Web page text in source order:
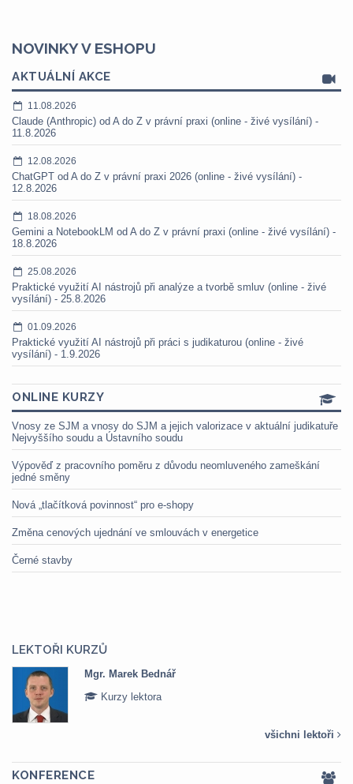
NOVINKY V ESHOPU
AKTUÁLNÍ AKCE
11.08.2026
Claude (Anthropic) od A do Z v právní praxi (online - živé vysílání) -
11.8.2026
12.08.2026
ChatGPT od A do Z v právní praxi 2026 (online - živé vysílání) -
12.8.2026
18.08.2026
Gemini a NotebookLM od A do Z v právní praxi (online - živé vysílání) -
18.8.2026
25.08.2026
Praktické využití AI nástrojů při analýze a tvorbě smluv (online - živé
vysílání) - 25.8.2026
01.09.2026
Praktické využití AI nástrojů při práci s judikaturou (online - živé
vysílání) - 1.9.2026
ONLINE KURZY
Vnosy ze SJM a vnosy do SJM a jejich valorizace v aktuální judikatuře
Nejvyššího soudu a Ústavního soudu
Výpověď z pracovního poměru z důvodu neomluveného zameškání
jedné směny
Nová „tlačítková povinnost“ pro e-shopy
Změna cenových ujednání ve smlouvách v energetice
Černé stavby
LEKTOŘI KURZŮ
Mgr. Marek Bednář
Kurzy lektora
všichni lektoři
KONFERENCE